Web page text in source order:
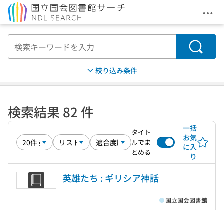
メ
検索
絞り込み条件
検索結果 82 件
タイト
ルでま
とめる
一括
お気
に入
り
英雄たち : ギリシア神話
国立国会図書館